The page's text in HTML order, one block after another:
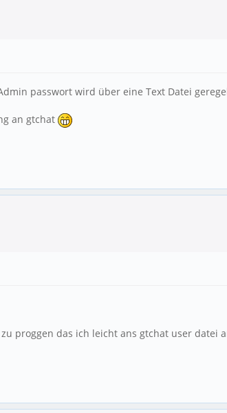
passwort wird über eine Text Datei
an gtchat
proggen das ich leicht ans gtchat user datei